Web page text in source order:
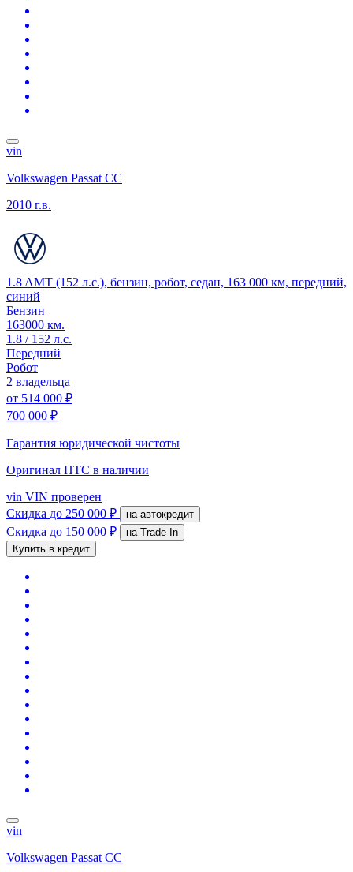
vin
Volkswagen Passat CC
2010 г.в.
1.8 AMT (152 л.с.), бензин, робот, седан, 163 000 км, передний,
синий
Бензин
163000 км.
1.8 / 152 л.с.
Передний
Робот
2 владельца
от 514 000 ₽
700 000 ₽
Гарантия юридической чистоты
Оригинал ПТС в наличии
vin VIN проверен
Скидка до 250 000 ₽ на автокредит
Скидка до 150 000 ₽
на Trade-In
Купить в кредит
vin
Volkswagen Passat CC